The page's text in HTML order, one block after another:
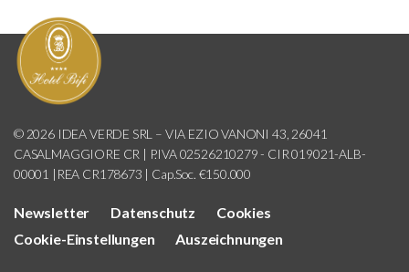
© 2026 IDEA VERDE SRL – VIA EZIO VANONI 43, 26041
CASALMAGGIORE CR | P.IVA 02526210279 - CIR 019021-ALB-
00001 |REA CR178673 | Cap.Soc. €150.000
Newsletter Datenschutz
Cookies
Cookie-Einstellungen
Auszeichnungen